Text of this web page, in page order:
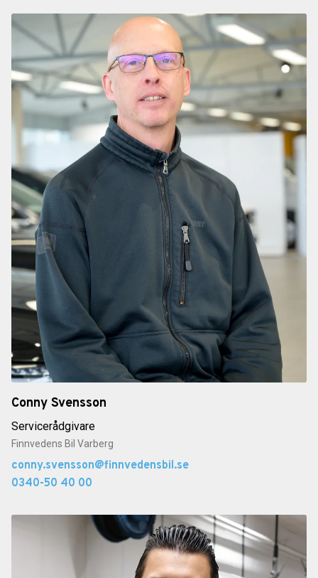
Conny Svensson
Servicerådgivare
Finnvedens Bil Varberg
conny.svensson@finnvedensbil.se
0340-50 40 00